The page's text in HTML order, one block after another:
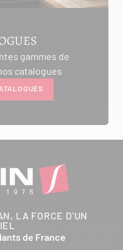
gammes de
catalogues
LA FORCE D'UN
de France